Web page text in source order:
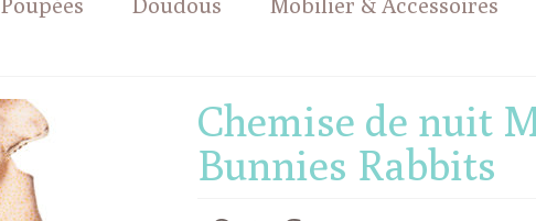
Chemise de nuit
Bunnies Rabbits